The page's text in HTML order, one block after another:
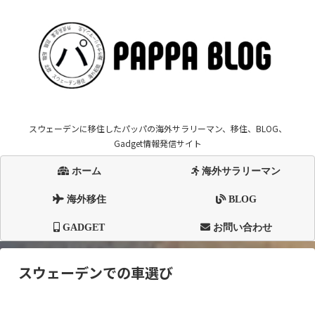
スウェーデンに移住したパッパの海外サラリーマン、移住、BLOG、
Gadget情報発信サイト
ホーム 海外サラリーマン
海外移住 BLOG
GADGET お問い合わせ
スウェーデンでの車選び